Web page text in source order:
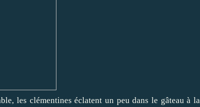
les clémentines éclatent un peu dans le gâteau à la